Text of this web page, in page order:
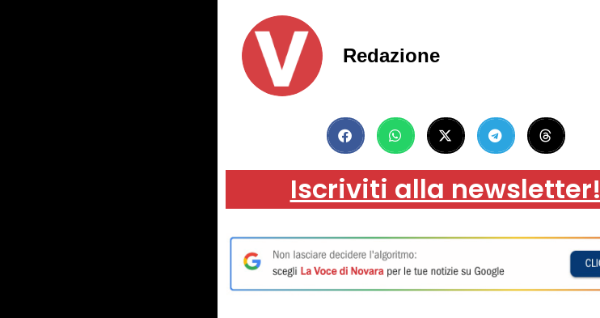
Redazione
Iscriviti alla newsletter!